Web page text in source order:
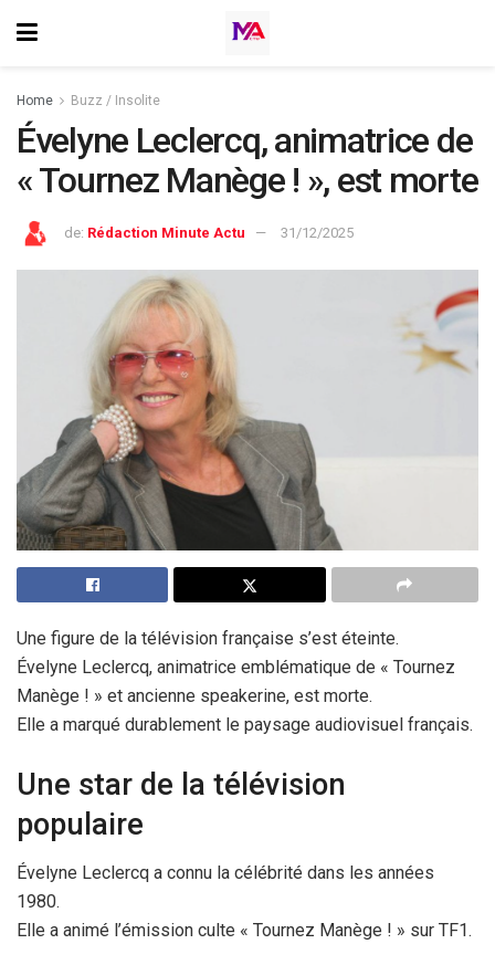
Home Buzz / Insolite
Évelyne Leclercq, animatrice de
« Tournez Manège ! », est morte
de: Rédaction Minute Actu 31/12/2025
Une figure de la télévision française s’est éteinte.
Évelyne Leclercq, animatrice emblématique de « Tournez
Manège ! » et ancienne speakerine, est morte.
Elle a marqué durablement le paysage audiovisuel français.
Une star de la télévision
populaire
Évelyne Leclercq a connu la célébrité dans les années
1980.
Elle a animé l’émission culte « Tournez Manège ! » sur TF1.